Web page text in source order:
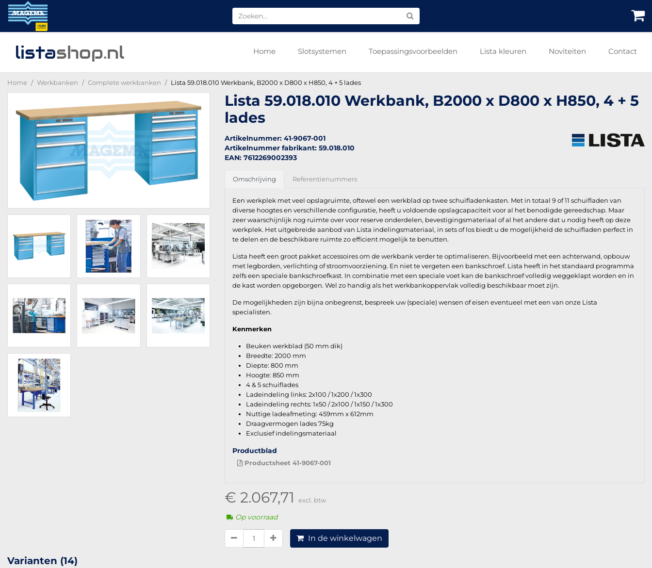
listashop.nl Home Slotsystemen Toepassingsvoorbeelden Lista kleuren Noviteiten Contact
Home Werkbanken Complete werkbanken Lista 59.018.010 Werkbank, B2000 x D800 x H850, 4 + 5 lades
Lista 59.018.010 Werkbank, B2000 x D800 x H850, 4 + 5
lades
Artikelnummer: 41-9067-001
Artikelnummer fabrikant: 59.018.010
EAN: 7612269002393
Omschrijving Referentienummers
Een werkplek met veel opslagruimte, oftewel een werkblad op twee schuifladenkasten. Met in totaal 9 of 11 schuifladen van
diverse hoogtes en verschillende configuratie, heeft u voldoende opslagcapaciteit voor al het benodigde gereedschap. Maar
zeer waarschijnlijk nog ruimte over voor reserve onderdelen, bevestigingsmateriaal of al het andere dat u nodig heeft op deze
werkplek. Het uitgebreide aanbod van Lista indelingsmateriaal, in sets of los biedt u de mogelijkheid de schuifladen perfect in
te delen en de beschikbare ruimte zo efficient mogelijk te benutten.
Lista heeft een groot pakket accessoires om de werkbank verder te optimaliseren. Bijvoorbeeld met een achterwand, opbouw
met legborden, verlichting of stroomvoorziening. En niet te vergeten een bankschroef. Lista heeft in het standaard programma
zelfs een speciale bankschroefkast. In combinatie met een speciale voet kan de bankschroef volledig weggeklapt worden en in
de kast worden opgeborgen. Wel zo handig als het werkbankoppervlak volledig beschikbaar moet zijn.
De mogelijkheden zijn bijna onbegrenst, bespreek uw (speciale) wensen of eisen eventueel met een van onze Lista
specialisten.
Kenmerken
Beuken werkblad (50 mm dik)
Breedte: 2000 mm
Diepte: 800 mm
Hoogte: 850 mm
4 & 5 schuiflades
Ladeindeling links: 2x100 / 1x200 / 1x300
Ladeindeling rechts: 1x50 / 2x100 / 1x150 / 1x300
Nuttige ladeafmeting: 459mm x 612mm
Draagvermogen lades 75kg
Exclusief indelingsmateriaal
Productblad
Productsheet 41-9067-001
€ 2.067,71 excl. btw
Op voorraad
In de winkelwagen
Varianten (14)